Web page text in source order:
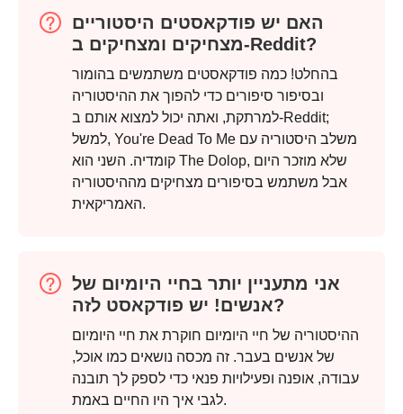
האם יש פודקאסטים היסטוריים
מצחיקים ומצחיקים ב-Reddit?
בהחלט! כמה פודקאסטים משתמשים בהומור
ובסיפור סיפורים כדי להפוך את ההיסטוריה
למרתקת, ואתה יכול למצוא אותם ב-Reddit;
למשל, You're Dead To Me משלב היסטוריה עם
קומדיה. השני הוא The Dolop, שלא מוזכר היום
אבל משתמש בסיפורים מצחיקים מההיסטוריה
האמריקאית.
אני מתעניין יותר בחיי היומיום של
אנשים! יש פודקאסט לזה?
ההיסטוריה של חיי היומיום חוקרת את חיי היומיום
של אנשים בעבר. זה מכסה נושאים כמו אוכל,
עבודה, אופנה ופעילויות פנאי כדי לספק לך תובנה
לגבי איך היו החיים באמת.